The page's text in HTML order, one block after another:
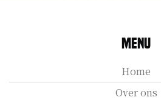
Menu
Home
Over ons